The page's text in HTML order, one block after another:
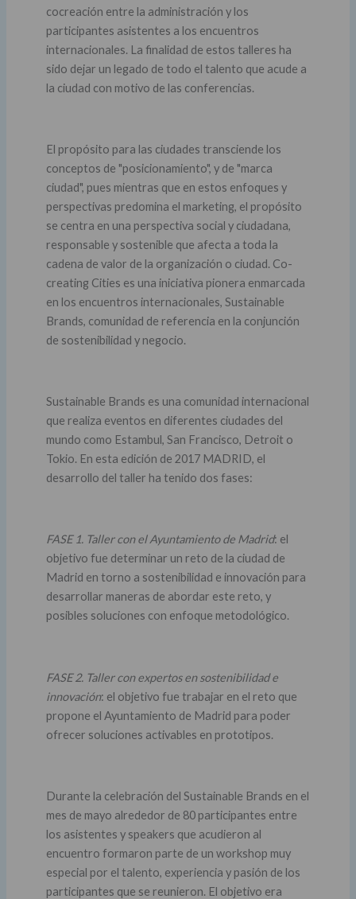
cocreación entre la administración y los
participantes asistentes a los encuentros
internacionales. La finalidad de estos talleres ha
sido dejar un legado de todo el talento que acude a
la ciudad con motivo de las conferencias.
El propósito para las ciudades transciende los
conceptos de "posicionamiento", y de "marca
ciudad", pues mientras que en estos enfoques y
perspectivas predomina el marketing, el propósito
se centra en una perspectiva social y ciudadana,
responsable y sostenible que afecta a toda la
cadena de valor de la organización o ciudad. Co-
creating Cities es una iniciativa pionera enmarcada
en los encuentros internacionales, Sustainable
Brands, comunidad de referencia en la conjunción
de sostenibilidad y negocio.
Sustainable Brands es una comunidad internacional
que realiza eventos en diferentes ciudades del
mundo como Estambul, San Francisco, Detroit o
Tokio. En esta edición de 2017 MADRID, el
desarrollo del taller ha tenido dos fases:
FASE 1. Taller con el Ayuntamiento de Madrid: el
objetivo fue determinar un reto de la ciudad de
Madrid en torno a sostenibilidad e innovación para
desarrollar maneras de abordar este reto, y
posibles soluciones con enfoque metodológico.
FASE 2. Taller con expertos en sostenibilidad e
innovación: el objetivo fue trabajar en el reto que
propone el Ayuntamiento de Madrid para poder
ofrecer soluciones activables en prototipos.
Durante la celebración del Sustainable Brands en el
mes de mayo alrededor de 80 participantes entre
los asistentes y speakers que acudieron al
encuentro formaron parte de un workshop muy
especial por el talento, experiencia y pasión de los
participantes que se reunieron. El objetivo era